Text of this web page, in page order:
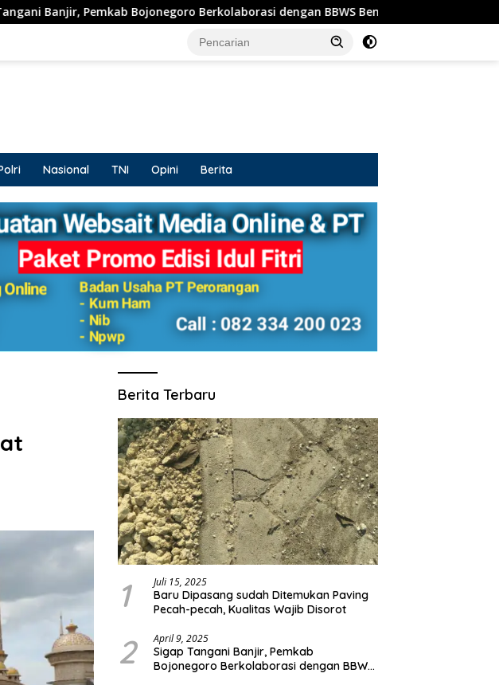
Berkolaborasi dengan BBWS Bengawan Solo Wakil Bupati
Nasional TNI Opini Berita
Berita Terbaru
1 Juli 15, 2025
Baru Dipasang sudah Ditemukan Paving
Pecah-pecah, Kualitas Wajib Disorot
2 April 9, 2025
Sigap Tangani Banjir, Pemkab
Bojonegoro Berkolaborasi dengan BBWS